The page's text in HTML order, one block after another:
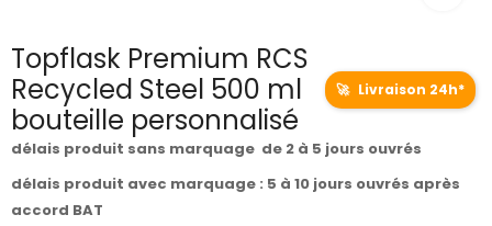
Topflask Premium RCS
Recycled Steel 500 ml
bouteille personnalisé
🚀 Livraison 24h*
délais produit sans marquage de 2 à 5 jours ouvrés
délais produit avec marquage : 5 à 10 jours ouvrés après
accord BAT